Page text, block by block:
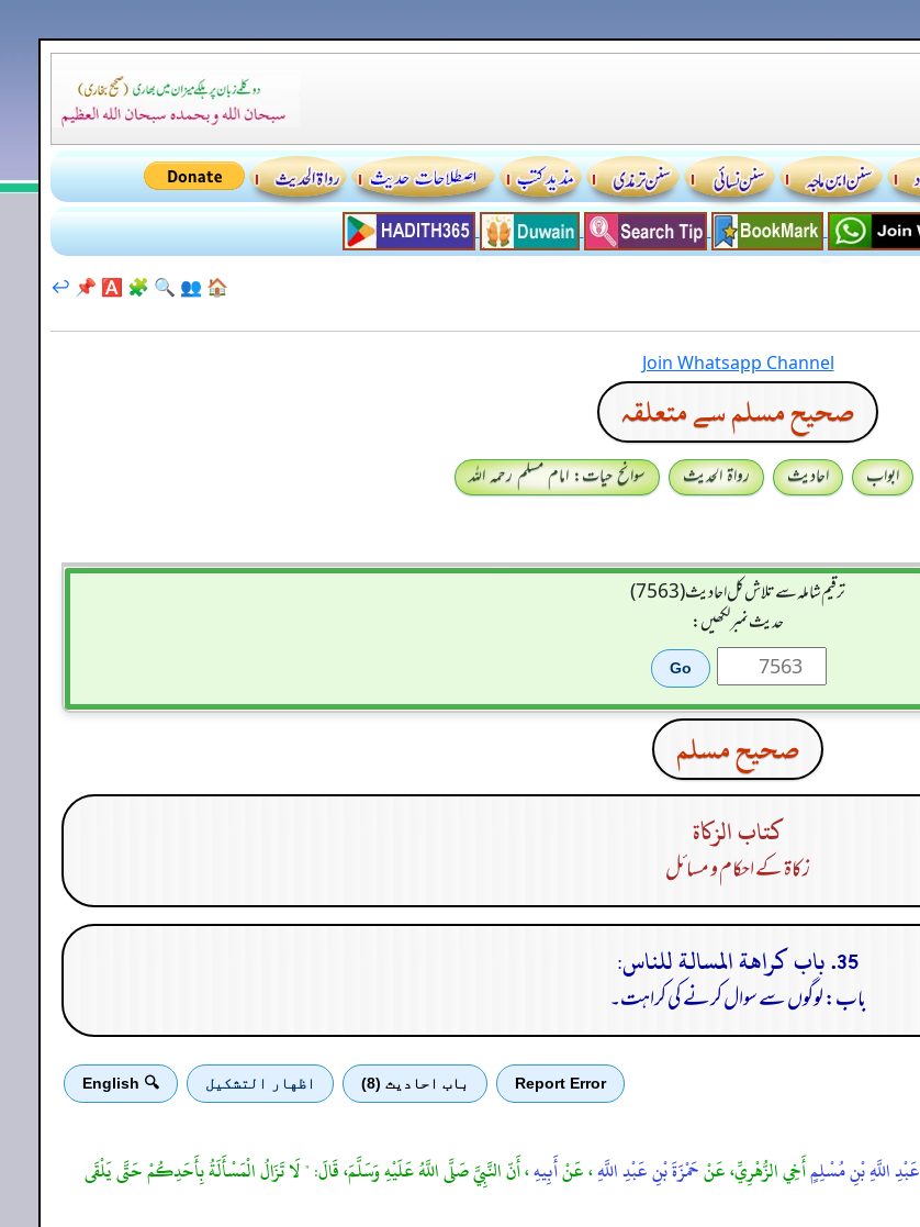
🏠
👥
🔍
🧩
🅰️
📌
↩️
Join Whatsapp Channel
صحيح مسلم سے متعلقہ
ابواب احادیث رواۃ الحدیث
سوانح حیات: امام مسلم رحمہ اللہ
ترقیم شاملہ سے تلاش کل احادیث (7563)
حدیث نمبر لکھیں:
صحيح مسلم
كتاب الزكاة
زکاۃ کے احکام و مسائل
35. باب كراهة المسالة للناس:
باب: لوگوں سے سوال کرنے کی کراہت۔
Report Error باب احادیث (8) اظهار التشكيل 🔍 English
عَبْدِ اللَّهِ بْنِ مُسْلِمٍأَخِي الزُّهْرِيِّ، عَنْحَمْزَةَ بْنِ عَبْدِ اللَّهِ، عَنْأَبِيهِ، أَنّ النَّبِيَّ صَلَّى اللَّهُ عَلَيْهِ وَسَلَّمَ، قَالَ: " لَا تَزَالُ الْمَسْأَلَةُ بِأَحَدِكُمْ حَتَّى يَلْقَى